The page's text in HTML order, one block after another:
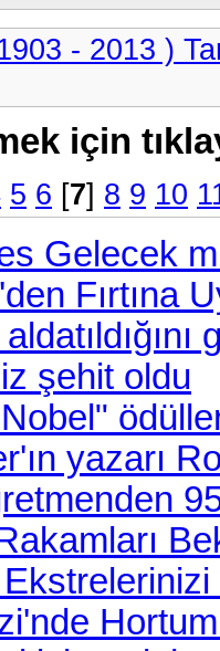
- 2013 )
için
5 6 [7] 8 9 10
Gelecek
Fırtına
şehit oldu
yazarı